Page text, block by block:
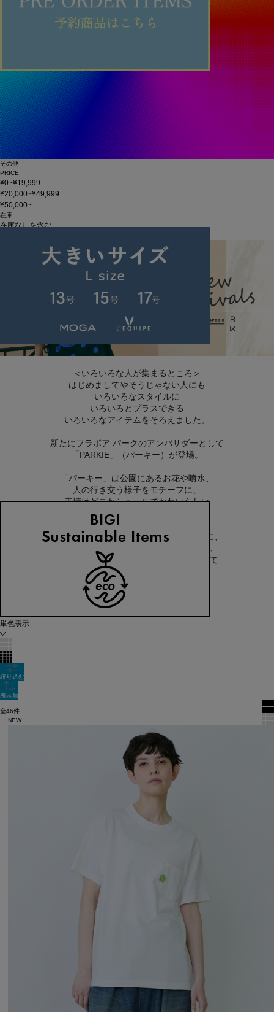
その他
PRICE
¥0~¥19,999
¥20,000~¥49,999
¥50,000~
在庫
在庫なしを含む
＜いろいろな人が集まるところ＞
はじめましてやそうじゃない人にも
いろいろなスタイルに
いろいろとプラスできる
いろいろなアイテムをそろえました。
新たにフラボア パークのアンバサダーとして
「PARKIE」（パーキー）が登場。
「パーキー」は公園にあるお花や噴水、
人の行き交う様子をモチーフに、
表情はどこかシュールでかわいらしい
「大人気なさ」がチャームポイント。
「ドット」「ポップ」「アート」をキーに、
今、気になるモノ・コトなどを取り入れて
アイテムを製作していきます。
単色表示
絞り込む
表示順
全46件
NEW